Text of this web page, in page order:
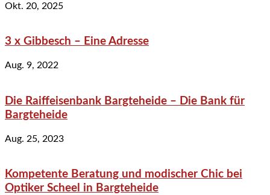
Okt. 20, 2025
3 x Gibbesch – Eine Adresse
Aug. 9, 2022
Die Raiffeisenbank Bargteheide – Die Bank für
Bargteheide
Aug. 25, 2023
Kompetente Beratung und modischer Chic bei
Optiker Scheel in Bargteheide